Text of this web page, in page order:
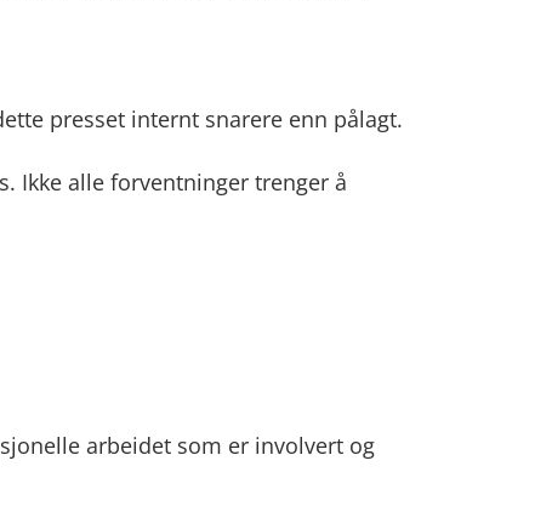
presset internt snarere enn pålagt.
Ikke alle forventninger trenger å
arbeidet som er involvert og